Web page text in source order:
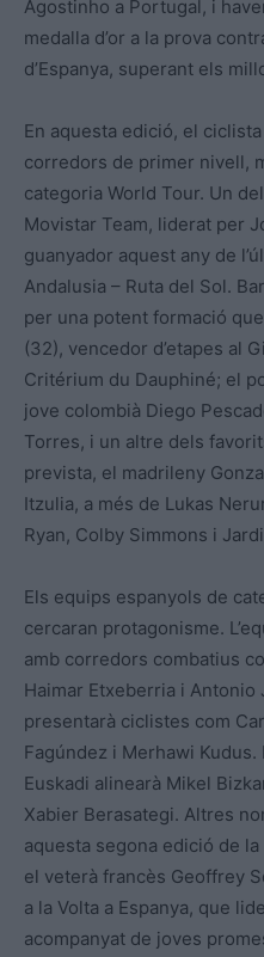
Agostinho a Portugal, i
medalla d’or a la prova
d’Espanya, superant els
En aquesta edició, el ciclista
corredors de primer nivell,
categoria World Tour. Un
Movistar Team, liderat per
guanyador aquest any de
Andalusia – Ruta del Sol.
per una potent formació
(32), vencedor d’etapes al
Critérium du Dauphiné; el
jove colombià Diego
Torres, i un altre dels
prevista, el madrileny
Itzulia, a més de Lukas
Ryan, Colby Simmons i
Els equips espanyols de
cercaran protagonisme.
amb corredors combatius
Haimar Etxeberria i Antonio
presentarà ciclistes com
Fagúndez i Merhawi
Euskadi alinearà Mikel
Xabier Berasategi. Altres
aquesta segona edició de
el veterà francès Geoffrey
a la Volta a Espanya, que
acompanyat de joves